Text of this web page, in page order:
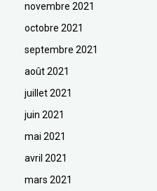
novembre 2021
octobre 2021
septembre 2021
août 2021
juillet 2021
juin 2021
mai 2021
avril 2021
mars 2021